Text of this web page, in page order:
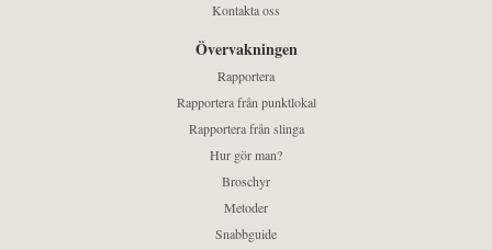
Kontakta oss
Övervakningen
Rapportera
Rapportera från punktlokal
Rapportera från slinga
Hur gör man?
Broschyr
Metoder
Snabbguide